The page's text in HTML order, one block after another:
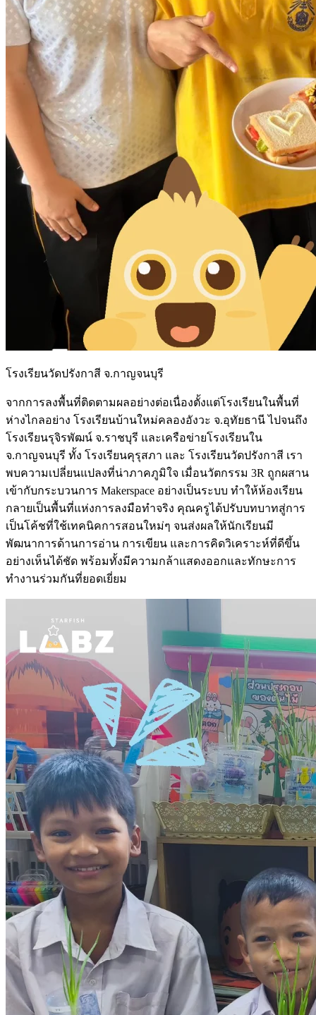
โรงเรียนวัดปรังกาสี จ.กาญจนบุรี
จากการลงพื้นที่ติดตามผลอย่างต่อเนื่องตั้งแต่โรงเรียนในพื้นที่
ห่างไกลอย่าง โรงเรียนบ้านใหม่คลองอังวะ จ.อุทัยธานี ไปจนถึง
โรงเรียนรุจิรพัฒน์ จ.ราชบุรี และเครือข่ายโรงเรียนใน
จ.กาญจนบุรี ทั้ง โรงเรียนคุรุสภา และ โรงเรียนวัดปรังกาสี เรา
พบความเปลี่ยนแปลงที่น่าภาคภูมิใจ เมื่อนวัตกรรม 3R ถูกผสาน
เข้ากับกระบวนการ Makerspace อย่างเป็นระบบ ทำให้ห้องเรียน
กลายเป็นพื้นที่แห่งการลงมือทำจริง คุณครูได้ปรับบทบาทสู่การ
เป็นโค้ชที่ใช้เทคนิคการสอนใหม่ๆ จนส่งผลให้นักเรียนมี
พัฒนาการด้านการอ่าน การเขียน และการคิดวิเคราะห์ที่ดีขึ้น
อย่างเห็นได้ชัด พร้อมทั้งมีความกล้าแสดงออกและทักษะการ
ทำงานร่วมกันที่ยอดเยี่ยม